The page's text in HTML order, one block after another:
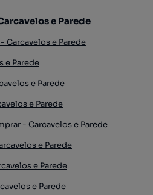
e Parede
Carcavelos e Parede
e Parede
e Parede
e Parede
- Carcavelos e Parede
e Parede
e Parede
e Parede